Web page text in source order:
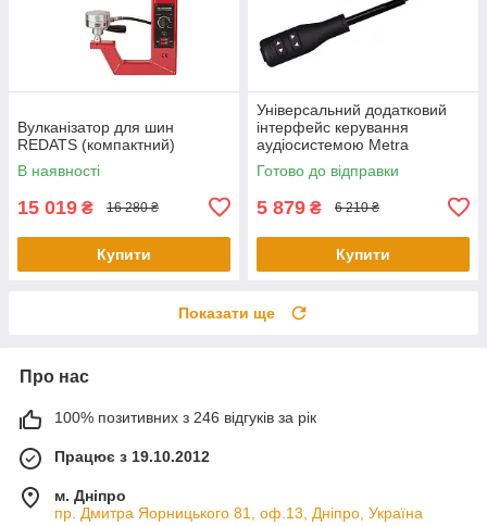
Вулканізатор для шин
REDATS (компактний)
В наявності
15 019 ₴ 16 280 ₴
Купити
Універсальний додатковий
інтерфейс керування
аудіосистемою Metra
ASWCSTALK
Готово до відправки
5 879 ₴ 6 210 ₴
Купити
Показати ще
Про нас
100% позитивних з 246 відгуків за рік
Працює з 19.10.2012
м. Дніпро
пр. Дмитра Яорницького 81, оф.13, Дніпро, Україна